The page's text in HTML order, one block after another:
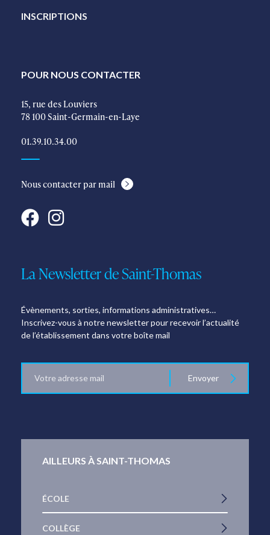
INSCRIPTIONS
POUR NOUS CONTACTER
15, rue des Louviers
78 100 Saint-Germain-en-Laye
01.39.10.34.00
Nous contacter par mail
La Newsletter de Saint-Thomas
Évènements, sorties, informations administratives…
Inscrivez-vous à notre newsletter pour recevoir l’actualité
de l’établissement dans votre boîte mail
mail
Envoyer
AILLEURS À SAINT-THOMAS
ÉCOLE
COLLÈGE